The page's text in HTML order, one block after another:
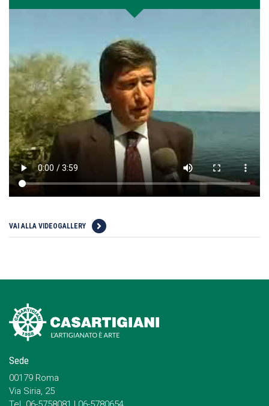
VAI ALLA VIDEOGALLERY
Sede
00179 Roma
Via Siria, 25